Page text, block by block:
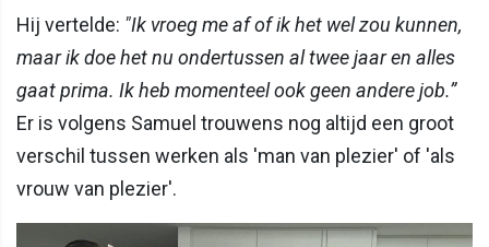
Hij vertelde: "Ik vroeg me af of ik het wel zou kunnen,
maar ik doe het nu ondertussen al twee jaar en alles
gaat prima. Ik heb momenteel ook geen andere job.”
Er is volgens Samuel trouwens nog altijd een groot
verschil tussen werken als 'man van plezier' of 'als
vrouw van plezier'.